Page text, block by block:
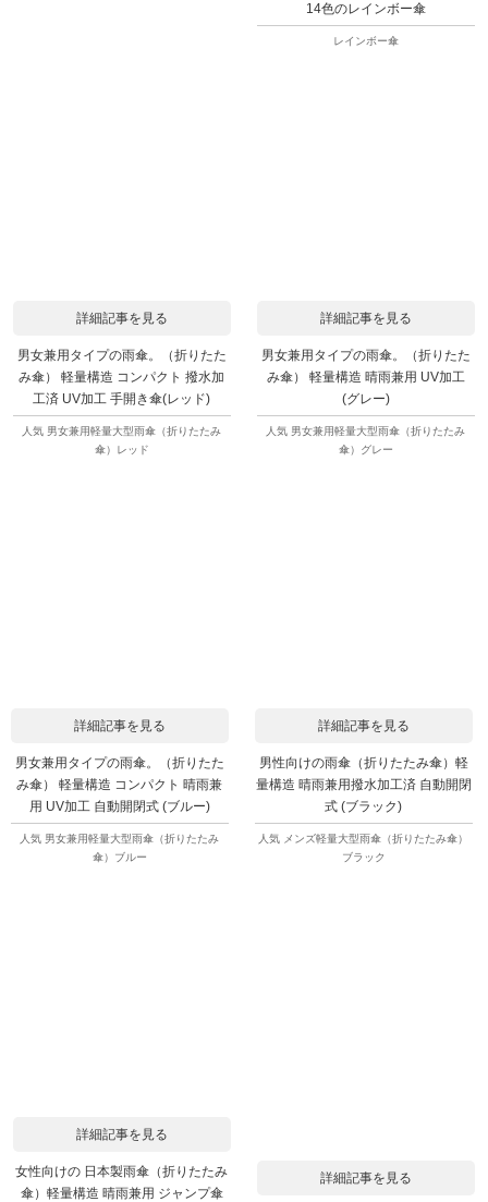
14色のレインボー傘
レインボー傘
詳細記事を見る
男女兼用タイプの雨傘。（折りたた
み傘） 軽量構造 コンパクト 撥水加
工済 UV加工 手開き傘(レッド)
人気 男女兼用軽量大型雨傘（折りたたみ
傘）レッド
詳細記事を見る
男女兼用タイプの雨傘。（折りたた
み傘） 軽量構造 晴雨兼用 UV加工
(グレー)
人気 男女兼用軽量大型雨傘（折りたたみ
傘）グレー
詳細記事を見る
男女兼用タイプの雨傘。（折りたた
み傘） 軽量構造 コンパクト 晴雨兼
用 UV加工 自動開閉式 (ブルー)
人気 男女兼用軽量大型雨傘（折りたたみ
傘）ブルー
詳細記事を見る
男性向けの雨傘（折りたたみ傘）軽
量構造 晴雨兼用撥水加工済 自動開閉
式 (ブラック)
人気 メンズ軽量大型雨傘（折りたたみ傘）
ブラック
詳細記事を見る
女性向けの 日本製雨傘（折りたたみ
傘）軽量構造 晴雨兼用 ジャンプ傘
詳細記事を見る